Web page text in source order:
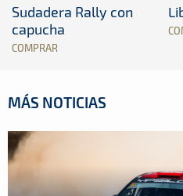
Sudadera Rally con
capucha
COMPRAR
MÁS NOTICIAS